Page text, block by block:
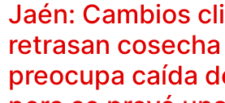
Jaén: Cambios
retrasan
preocupa caída